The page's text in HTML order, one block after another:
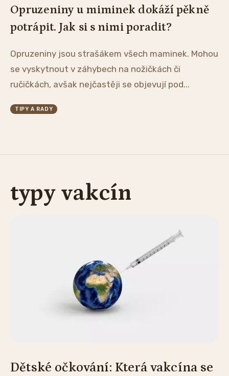
Opruzeniny u miminek dokáží pěkně
potrápit. Jak si s nimi poradit?
Opruzeniny jsou strašákem všech maminek. Mohou
se vyskytnout v záhybech na nožičkách či
ručičkách, avšak nejčastěji se objevují pod...
TIPY A RADY
typy vakcín
Dětské očkování: Která vakcína se